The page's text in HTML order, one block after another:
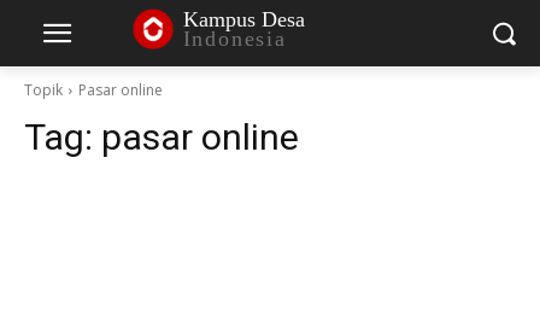
Kampus Desa
Indonesia
Topik Pasar online
Tag: pasar online